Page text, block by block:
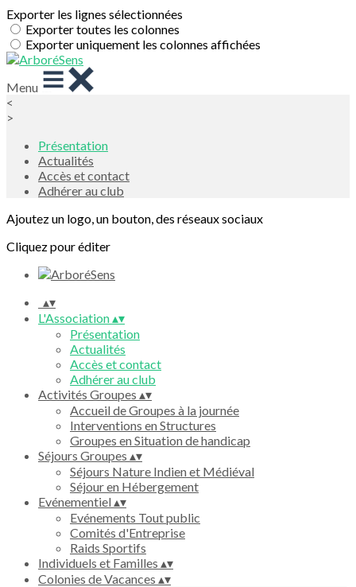
Exporter les lignes sélectionnées
Exporter toutes les colonnes
Exporter uniquement les colonnes affichées
Menu
<
>
Présentation
Actualités
Accès et contact
Adhérer au club
Ajoutez un logo, un bouton, des réseaux sociaux
Cliquez pour éditer
▴▾
L'Association▴▾
Présentation
Actualités
Accès et contact
Adhérer au club
Activités Groupes ▴▾
Accueil de Groupes à la journée
Interventions en Structures
Groupes en Situation de handicap
Séjours Groupes ▴▾
Séjours Nature Indien et Médiéval
Séjour en Hébergement
Evénementiel▴▾
Evénements Tout public
Comités d'Entreprise
Raids Sportifs
Individuels et Familles ▴▾
Colonies de Vacances ▴▾